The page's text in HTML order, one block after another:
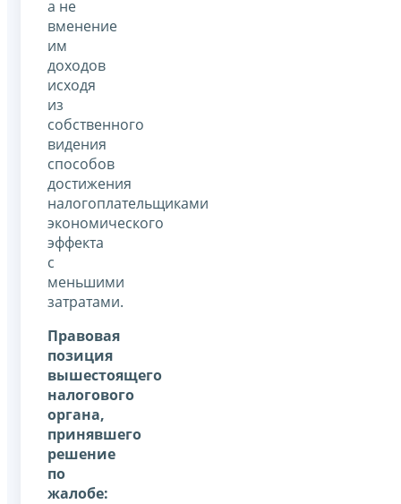
а не
вменение
им
доходов
исходя
из
собственного
видения
способов
достижения
налогоплательщиками
экономического
эффекта
с
меньшими
затратами.
Правовая
позиция
вышестоящего
налогового
органа,
принявшего
решение
по
жалобе: